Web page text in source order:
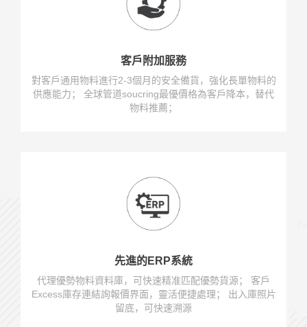
客戶附加服務
對客戶通用物料進行2-3個月的安全備貨，強化長單物料的
供應能力； 全球管道soucring最優價格為客戶降本，替代
物料推薦；
先進的ERP系統
代理優勢物料資料庫，可快速精准匹配優勢貨源； 客戶
Excess庫存連結詢報價界面，靈活便捷處理； 出入庫照片
留底，可快速溯源